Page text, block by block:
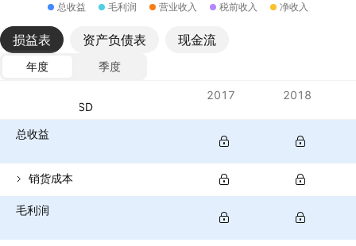
总收益
毛利润 营业收入 税前收入 净收入
损益表 资产负债表 现金流
年度
季度
货币：USD
2017 2018
总收益
销货成本
毛利润